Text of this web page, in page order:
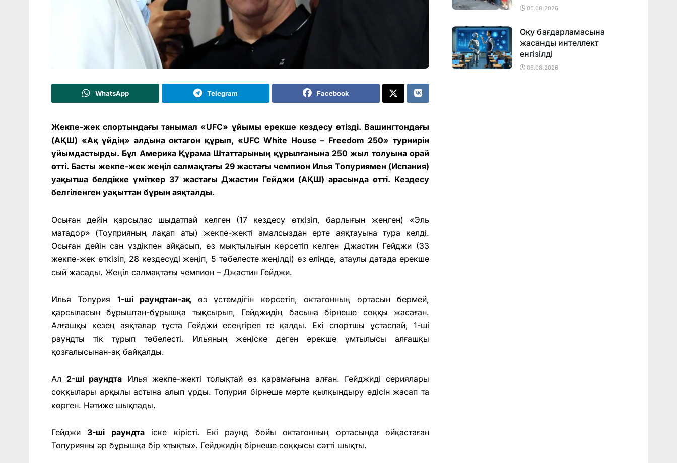
WhatsApp Telegram Facebook
Жекпе-жек спортындағы танымал «UFC» ұйымы ерекше кездесу өтізді. Вашингтондағы
(АҚШ) «Ақ үйдің» алдына октагон құрып, «UFC White House – Freedom 250» турнирін
ұйымдастырды. Бұл Америка Құрама Штаттарының құрылғанына 250 жыл толуына орай
өтті. Басты жекпе-жек жеңіл салмақтағы 29 жастағы чемпион Илья Топуриямен (Испания)
уақытша белдікке үміткер 37 жастағы Джастин Гейджи (АҚШ) арасында өтті. Кездесу
белгіленген уақыттан бұрын аяқталды.
Осыған дейін қарсылас шыдатпай келген (17 кездесу өткізіп, барлығын жеңген) «Эль
матадор» (Тоуприяның лақап аты) жекпе-жекті амалсыздан ерте аяқтауына тура келді.
Осыған дейін сан үздікпен айқасып, өз мықтылығын көрсетіп келген Джастин Гейджи (33
жекпе-жек өткізіп, 28 кездесуді жеңіп, 5 төбелесте жеңілді) өз елінде, атаулы датада ерекше
сый жасады. Жеңіл салмақтағы чемпион – Джастин Гейджи.
Илья Топурия 1-ші раундтан-ақ өз үстемдігін көрсетіп, октагонның ортасын бермей,
қарсыласын бұрыштан-бұрышқа тықсырып, Гейджидің басына бірнеше соққы жасаған.
Алғашқы кезең аяқталар тұста Гейджи есеңгіреп те қалды. Екі спортшы ұстаспай, 1-ші
раундты тік тұрып төбелесті. Ильяның жеңіске деген ерекше ұмтылысы алғашқы
қозғалысынан-ақ байқалды.
Ал 2-ші раундта Илья жекпе-жекті толықтай өз қарамағына алған. Гейджиді сериялары
соққылары арқылы астына алып ұрды. Топурия бірнеше мәрте қылқындыру әдісін жасап та
көрген. Нәтиже шықпады.
Гейджи3-ші раундтаіске кірісті. Екі раунд бойы октагонның ортасында ойқастаған
Топурияны әр бұрышқа бір «тықты». Гейджидің бірнеше соққысы сәтті шықты.
06.08.2026
Оқу бағдарламасына
жасанды интеллект
енгізілді
06.08.2026